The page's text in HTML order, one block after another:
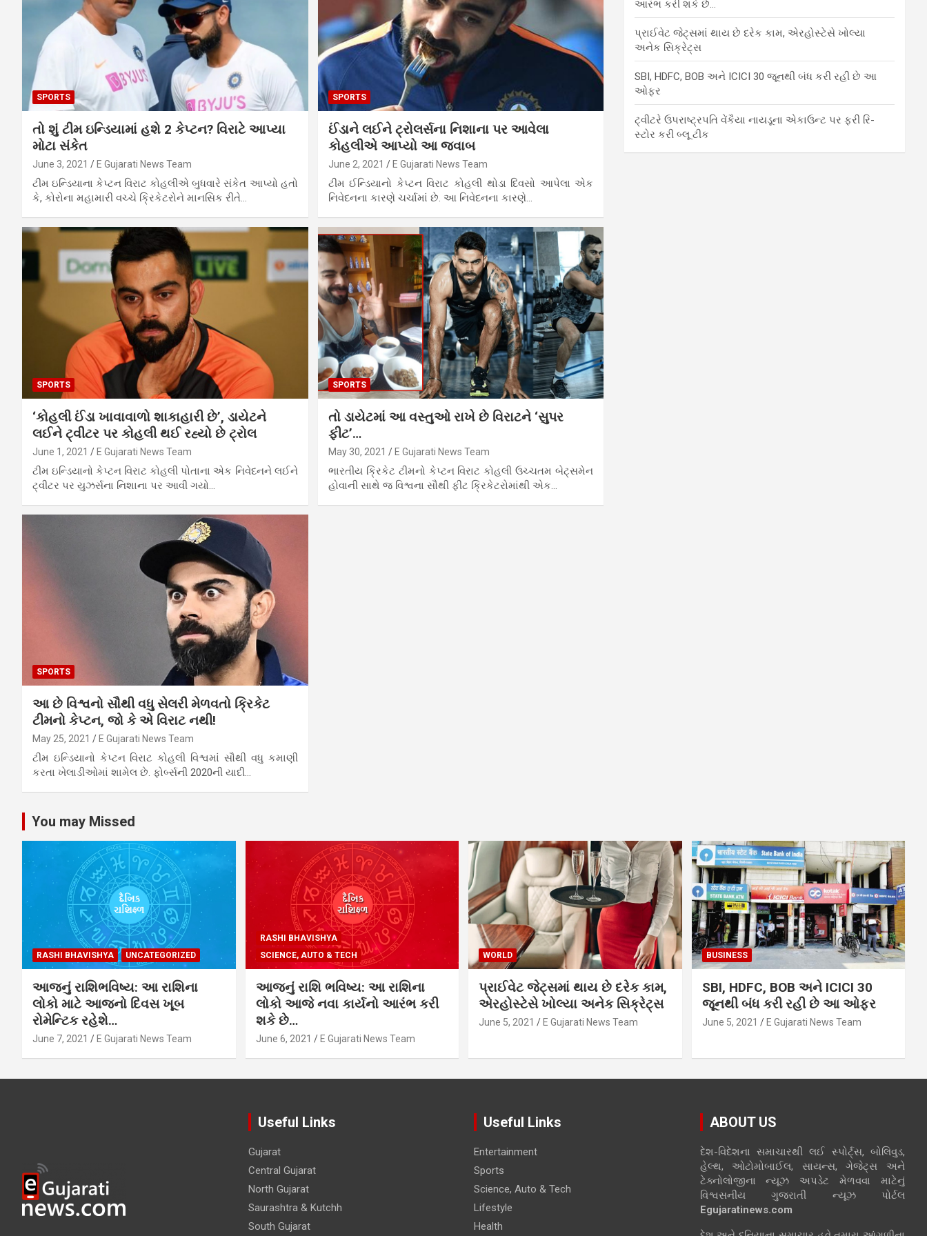
SPORTS
તો શું ટીમ ઇન્ડિયામાં હશે 2 કેપ્ટન? વિરાટે આપ્યા
મોટા સંકેત
June 3, 2021 E Gujarati News Team
ટીમ ઇન્ડિયાના કેપ્ટન વિરાટ કોહલીએ બુધવારે સંકેત આપ્યો હતો
કે, કોરોના મહામારી વચ્ચે ક્રિકેટરોને માનસિક રીતે…
SPORTS
ઈંડાને લઈને ટ્રોલર્સના નિશાના પર આવેલા
કોહલીએ આપ્યો આ જવાબ
June 2, 2021 E Gujarati News Team
ટીમ ઈન્ડિયાનો કેપ્ટન વિરાટ કોહલી થોડા દિવસો આપેલા એક
નિવેદનના કારણે ચર્ચામાં છે. આ નિવેદનના કારણે…
SPORTS
‘કોહલી ઈંડા ખાવાવાળો શાકાહારી છે’, ડાયેટને
લઈને ટ્વીટર પર કોહલી થઈ રહ્યો છે ટ્રોલ
June 1, 2021 E Gujarati News Team
ટીમ ઇન્ડિયાનો કેપ્ટન વિરાટ કોહલી પોતાના એક નિવેદનને લઈને
ટ્વીટર પર યુઝર્સના નિશાના પર આવી ગયો…
SPORTS
તો ડાયેટમાં આ વસ્તુઓ રાખે છે વિરાટને ‘સુપર
ફીટ’…
May 30, 2021 E Gujarati News Team
ભારતીય ક્રિકેટ ટીમનો કેપ્ટન વિરાટ કોહલી ઉચ્ચતમ બેટ્સમેન
હોવાની સાથે જ વિશ્વના સૌથી ફીટ ક્રિકેટરોમાંથી એક…
SPORTS
આ છે વિશ્વનો સૌથી વધુ સેલરી મેળવતો ક્રિકેટ
ટીમનો કેપ્ટન, જો કે એ વિરાટ નથી!
May 25, 2021 E Gujarati News Team
ટીમ ઇન્ડિયાનો કેપ્ટન વિરાટ કોહલી વિશ્વમાં સૌથી વધુ કમાણી
કરતા ખેલાડીઓમાં શામેલ છે. ફોર્બ્સની 2020ની યાદી…
આરંભ કરી શકે છે…
પ્રાઈવેટ જેટ્સમાં થાય છે દરેક કામ, એરહોસ્ટેસે ખોલ્યા
અનેક સિક્રેટ્સ
SBI, HDFC, BOB અને ICICI 30 જૂનથી બંધ કરી રહી છે આ
ઓફર
ટ્વીટરે ઉપરાષ્ટ્રપતિ વેંકૈયા નાયડૂના એકાઉન્ટ પર ફરી રિ-
સ્ટોર કરી બ્લૂ ટીક
You may Missed
RASHI BHAVISHYA UNCATEGORIZED
આજનું રાશિભવિષ્ય: આ રાશિના
લોકો માટે આજનો દિવસ ખૂબ
રોમેન્ટિક રહેશે…
June 7, 2021 E Gujarati News Team
RASHI BHAVISHYA
SCIENCE, AUTO & TECH
આજનું રાશિ ભવિષ્ય: આ રાશિના
લોકો આજે નવા કાર્યનો આરંભ કરી
શકે છે…
June 6, 2021 E Gujarati News Team
WORLD
પ્રાઈવેટ જેટ્સમાં થાય છે દરેક કામ,
એરહોસ્ટેસે ખોલ્યા અનેક સિક્રેટ્સ
June 5, 2021 E Gujarati News Team
BUSINESS
SBI, HDFC, BOB અને ICICI 30
જૂનથી બંધ કરી રહી છે આ ઓફર
June 5, 2021 E Gujarati News Team
Useful Links
Gujarat
Central Gujarat
North Gujarat
Saurashtra & Kutchh
South Gujarat
Useful Links
Entertainment
Sports
Science, Auto & Tech
Lifestyle
Health
ABOUT US
દેશ-વિદેશના સમાચારથી લઈ સ્પોર્ટ્સ, બોલિવુડ,
હેલ્થ, ઓટોમોબાઈલ, સાયન્સ, ગેજેટ્સ અને
ટેક્નોલોજીના ન્યૂઝ અપડેટ મેળવવા માટેનું
વિશ્વસનીય ગુજરાતી ન્યૂઝ પોર્ટલ
Egujaratinews.com